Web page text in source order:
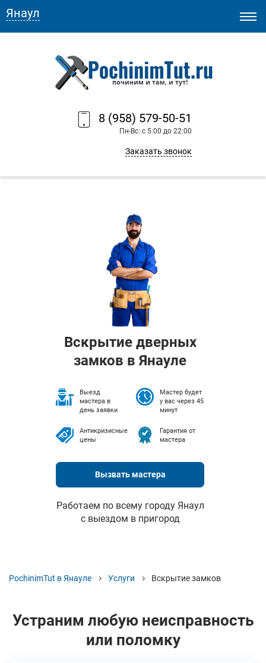
8 (958) 579-50-51
Пн-Вс: с 5:00 до 22:00
Заказать звонок
Янаул
Вскрытие дверных
замков в Янауле
Выезд
мастера в
день заявки
Мастер будет
у вас через 45
минут
Антикризисные
цены
Гарантия от
мастера
Вызвать мастера
Работаем по всему городу Янаул
с выездом в пригород
PochinimTut в Янауле Услуги Вскрытие замков
Устраним любую неисправность
или поломку